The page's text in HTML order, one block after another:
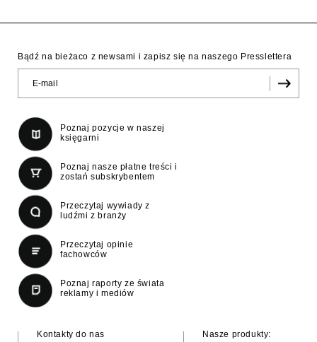
Bądź na bieżaco z newsami i zapisz się na naszego Presslettera
Poznaj pozycje w naszej
księgarni
Poznaj nasze płatne treści i
zostań subskrybentem
Przeczytaj wywiady z
ludźmi z branży
Przeczytaj opinie
fachowców
Poznaj raporty ze świata
reklamy i mediów
Kontakty do nas
Nasze produkty: